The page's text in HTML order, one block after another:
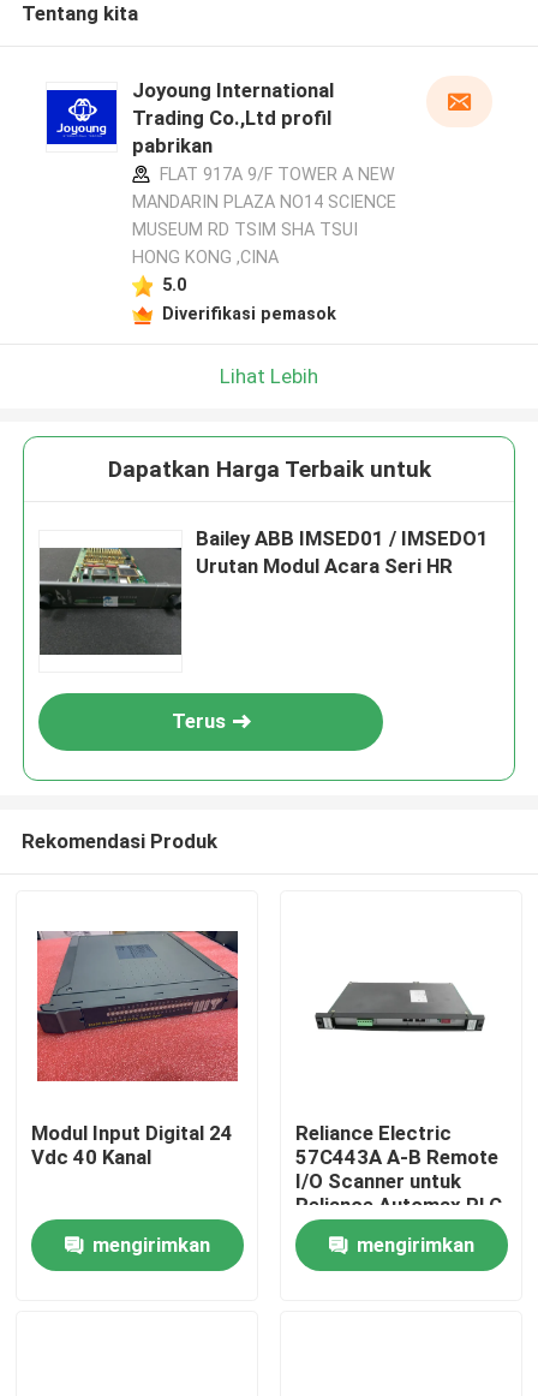
Rumah
Tentang kita
Joyoung International
Trading Co.,Ltd profil
pabrikan
FLAT 917A 9/F TOWER A NEW
MANDARIN PLAZA NO14 SCIENCE
MUSEUM RD TSIM SHA TSUI
HONG KONG ,CINA
5.0
Diverifikasi pemasok
Lihat Lebih
Dapatkan Harga Terbaik untuk
Bailey ABB IMSED01 / IMSEDO1
Urutan Modul Acara Seri HR
Terus
Rekomendasi Produk
Modul Input Digital 24
Vdc 40 Kanal
mengirimkan
Reliance Electric
57C443A A-B Remote
I/O Scanner untuk
Reliance Automax PLC
Module Circuit Rev 01
Made in USAmengirimkan